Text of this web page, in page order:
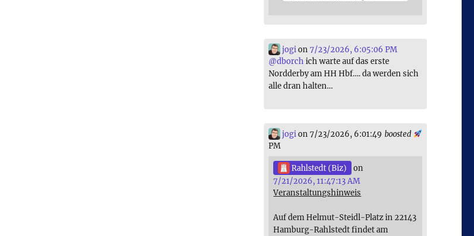
jogi on7/23/2026, 6:05:06 PM
@dborchich warte auf das erste
Nordderby am HH Hbf…. da werden sich
alle dran halten…
boosted
jogi on 7/23/2026, 6:01:49
PM
Rahlstedt (Biz)
on
7/21/2026, 11:47:13 AM
Veranstaltungshinweis
Auf dem Helmut-Steidl-Platz in 22143
Hamburg-Rahlstedt findet am